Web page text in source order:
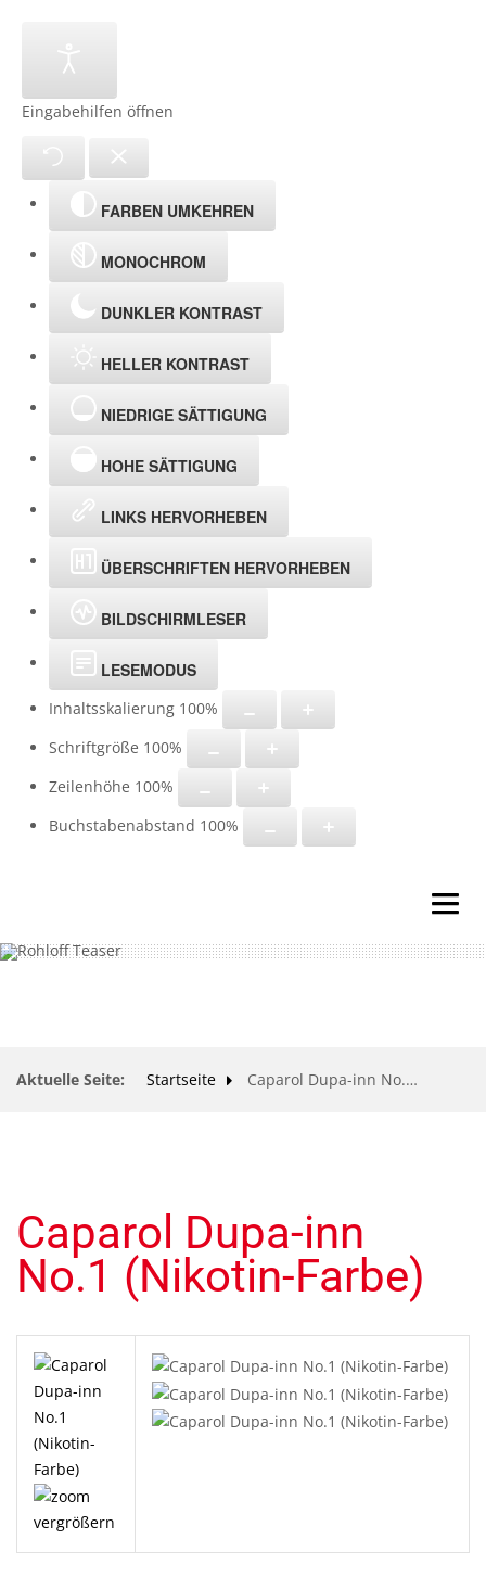
Eingabehilfen öffnen
FARBEN UMKEHREN
MONOCHROM
DUNKLER KONTRAST
HELLER KONTRAST
NIEDRIGE SÄTTIGUNG
HOHE SÄTTIGUNG
LINKS HERVORHEBEN
ÜBERSCHRIFTEN HERVORHEBEN
BILDSCHIRMLESER
LESEMODUS
Inhaltsskalierung 100%
Schriftgröße 100%
Zeilenhöhe 100%
Buchstabenabstand 100%
UNSER SERVICE FÜR SIE
IMPRESSUM
DATENSCHUTZERKLÄRUNG
Aktuelle Seite: Startseite Caparol Dupa-inn No.1 (Nikotin-Farbe)
Caparol Dupa-inn
No.1 (Nikotin-Farbe)
vergrößern